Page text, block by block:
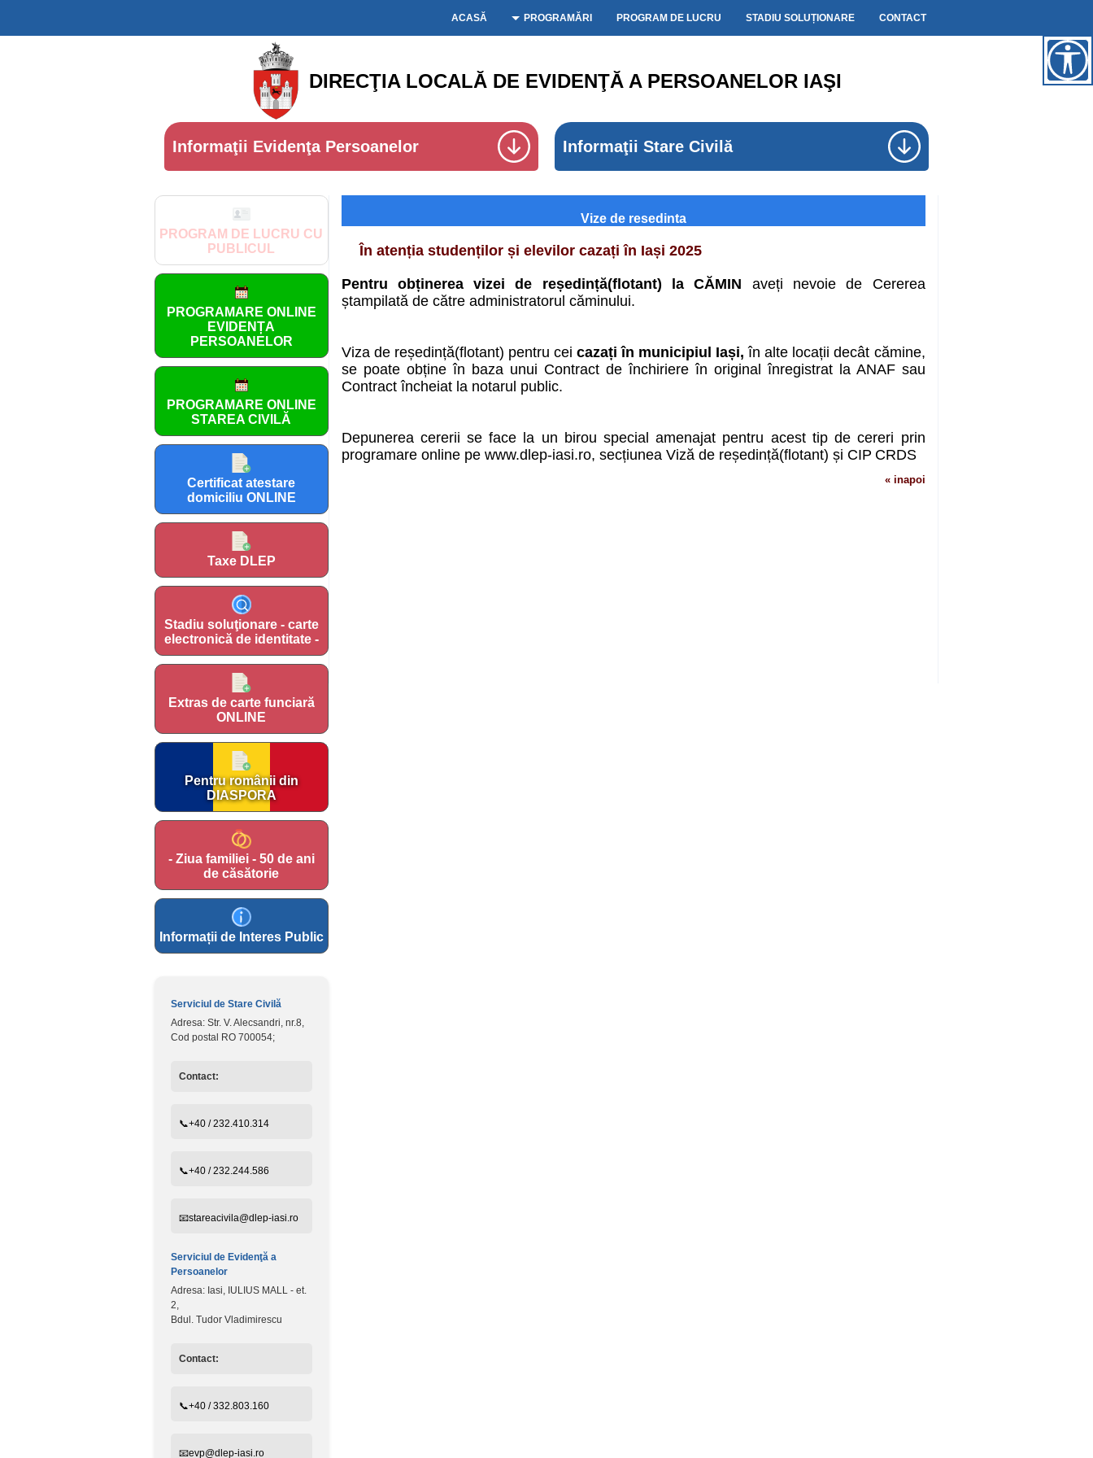
ACASĂ PROGRAMĂRI PROGRAM DE LUCRU STADIU SOLUȚIONARE CONTACT
DIRECŢIA LOCALĂ DE EVIDENŢĂ A PERSOANELOR IAŞI
Informaţii Evidenţa Persoanelor Informaţii Stare Civilă
PROGRAM DE LUCRU CU
PUBLICUL
PROGRAMARE ONLINE
EVIDENȚA
PERSOANELOR
PROGRAMARE ONLINE
STAREA CIVILĂ
Certificat atestare
domiciliu ONLINE
Taxe DLEP
Stadiu soluţionare - carte
electronică de identitate -
Extras de carte funciară
ONLINE
Pentru românii din
DIASPORA
- Ziua familiei - 50 de ani
de căsătorie
Informații de Interes Public
Serviciul de Stare Civilă
Adresa: Str. V. Alecsandri, nr.8,
Cod postal RO 700054;
Contact:
📞+40 / 232.410.314
📞+40 / 232.244.586
📧stareacivila@dlep-iasi.ro
Serviciul de Evidenţă a
Persoanelor
Adresa: Iasi, IULIUS MALL - et.
2,
Bdul. Tudor Vladimirescu
Contact:
📞+40 / 332.803.160
📧evp@dlep-iasi.ro
Vize de resedinta
În atenția studenților și elevilor cazați în Iași 2025
Pentru obținerea vizei de reședință(flotant) la CĂMIN aveți nevoie de Cererea
ștampilată de către administratorul căminului.
Viza de reședință(flotant) pentru cei cazați în municipiul Iași, în alte locații decât cămine,
se poate obține în baza unui Contract de închiriere în original înregistrat la ANAF sau
Contract încheiat la notarul public.
Depunerea cererii se face la un birou special amenajat pentru acest tip de cereri prin
programare online pe www.dlep-iasi.ro, secțiunea Viză de reședință(flotant) și CIP CRDS
« inapoi